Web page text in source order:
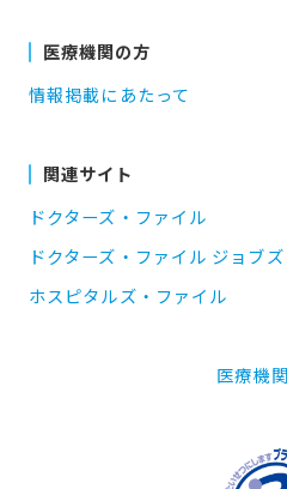
医療機関の方
情報掲載にあたって
関連サイト
ドクターズ・ファイル
ドクターズ・ファイル ジョブズ
ホスピタルズ・ファイル
医療機